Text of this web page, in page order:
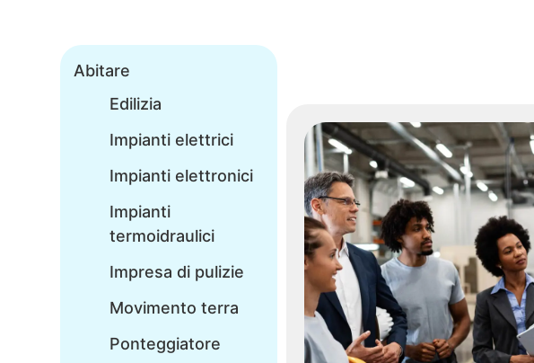
Abitare
Edilizia
Impianti elettrici
Impianti elettronici
Impianti
termoidraulici
Impresa di pulizie
Movimento terra
Ponteggiatore